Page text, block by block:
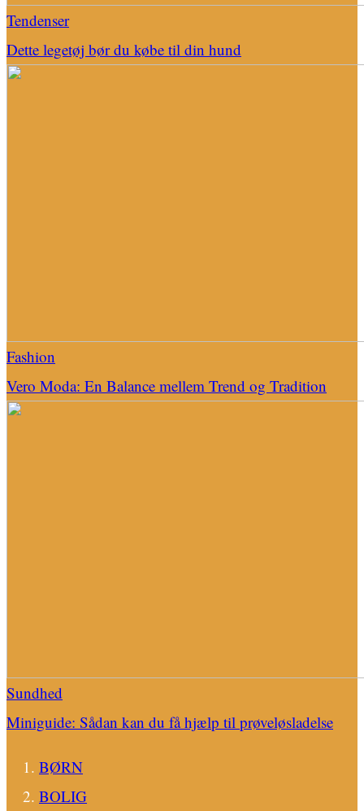
Tendenser
Dette legetøj bør du købe til din hund
Fashion
Vero Moda: En Balance mellem Trend og Tradition
Sundhed
Miniguide: Sådan kan du få hjælp til prøveløsladelse
BØRN
BOLIG